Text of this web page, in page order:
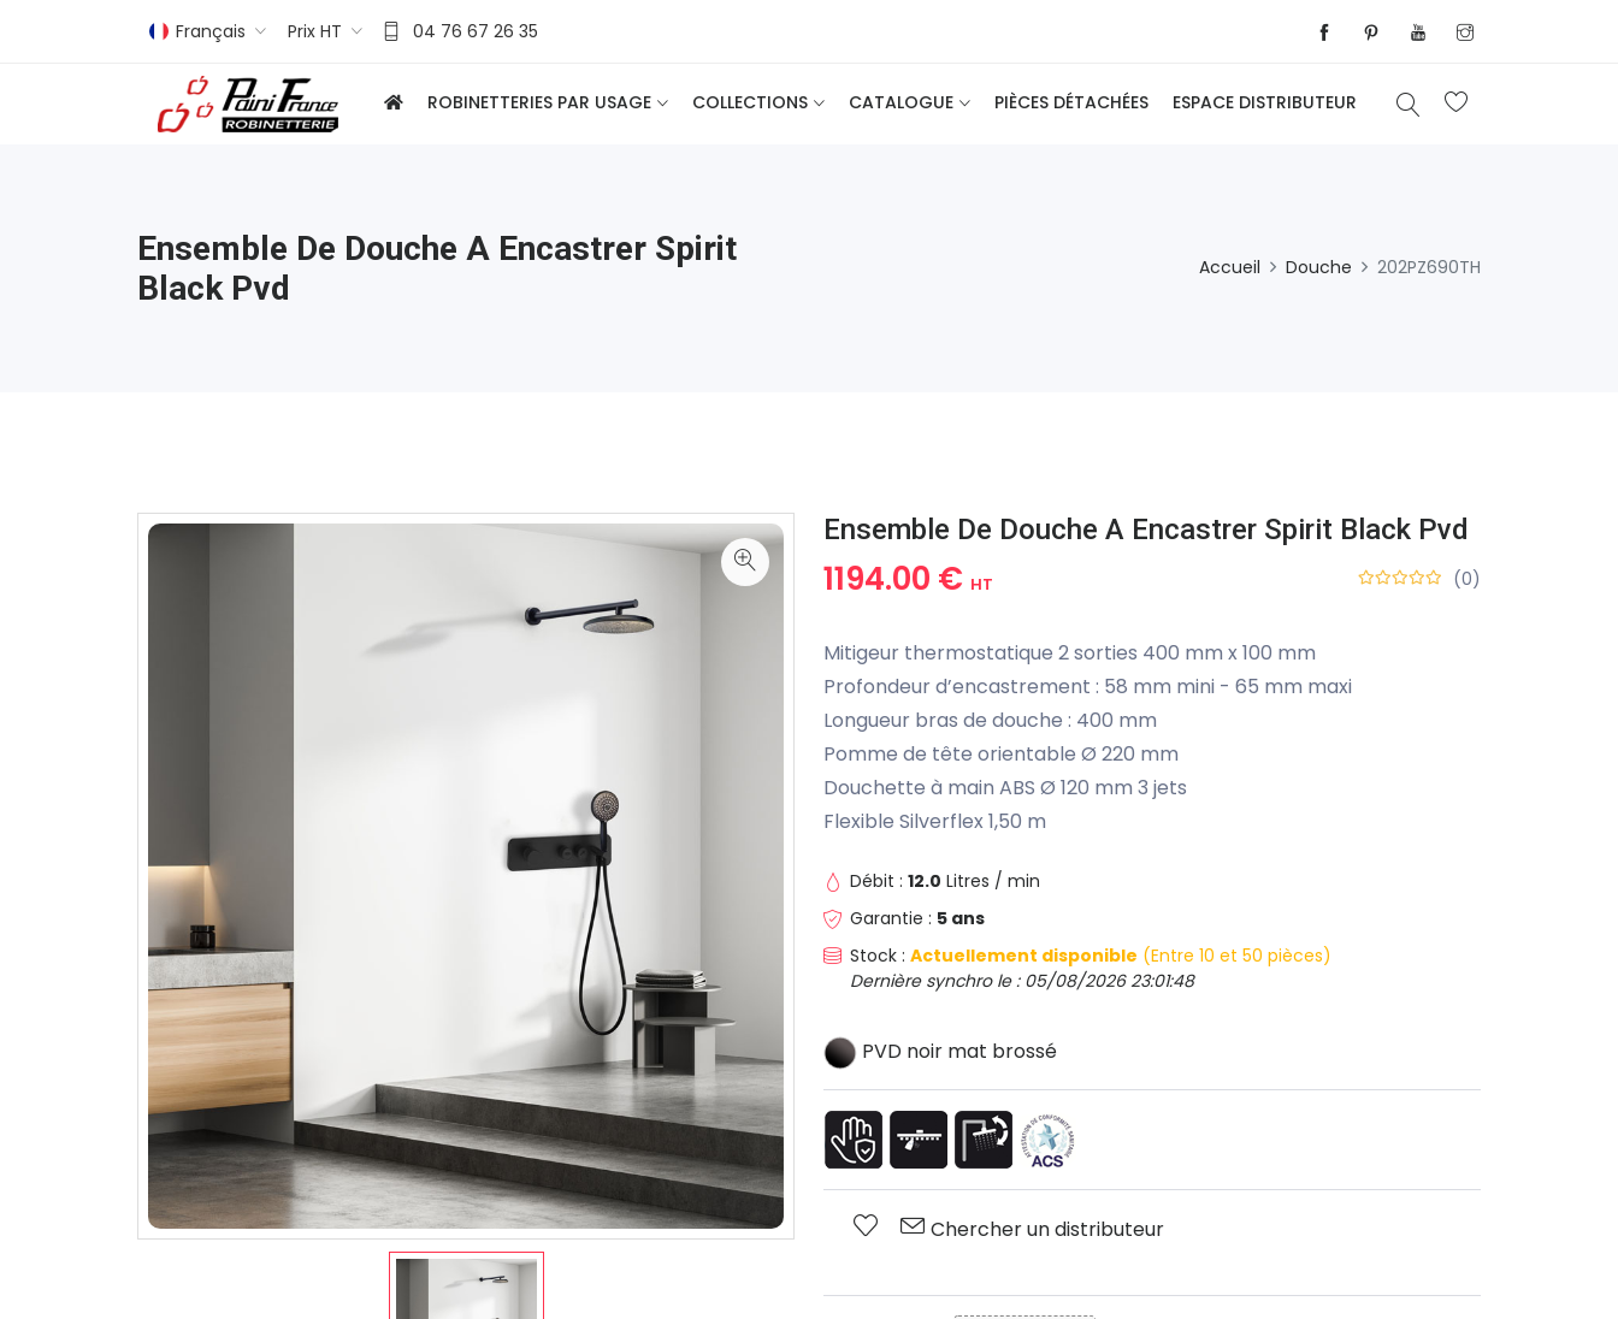
Français Prix HT 04 76 67 26 35
ROBINETTERIES PAR USAGE COLLECTIONS CATALOGUE PIÈCES DÉTACHÉES ESPACE DISTRIBUTEUR
Ensemble De Douche A Encastrer Spirit
Black Pvd
Accueil Douche 202PZ690TH
Ensemble De Douche A Encastrer Spirit Black Pvd
1194.00 € HT (0)
Mitigeur thermostatique 2 sorties 400 mm x 100 mm
Profondeur d’encastrement : 58 mm mini - 65 mm maxi
Longueur bras de douche : 400 mm
Pomme de tête orientable Ø 220 mm
Douchette à main ABS Ø 120 mm 3 jets
Flexible Silverflex 1,50 m
Débit : 12.0 Litres / min
Garantie : 5 ans
Stock : Actuellement disponible (Entre 10 et 50 pièces)
Dernière synchro le : 05/08/2026 23:01:48
PVD noir mat brossé
Chercher un distributeur